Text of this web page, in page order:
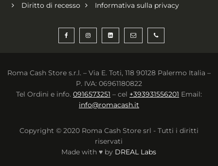
Diritto di recesso Informativa sulla privacy
Roma Cash Store s.r.l. – Via E. Toti, 118 90128 Palermo Italia –
P. IVA: 06961180822
Tel Ordini e info. 0916573251 – cel +393931556201 Email:
info@romacash.it
Copyright © 2020 Roma Cash Store srl - Tutti i diritti
riservati
Made with ♥ by DREAL Labs